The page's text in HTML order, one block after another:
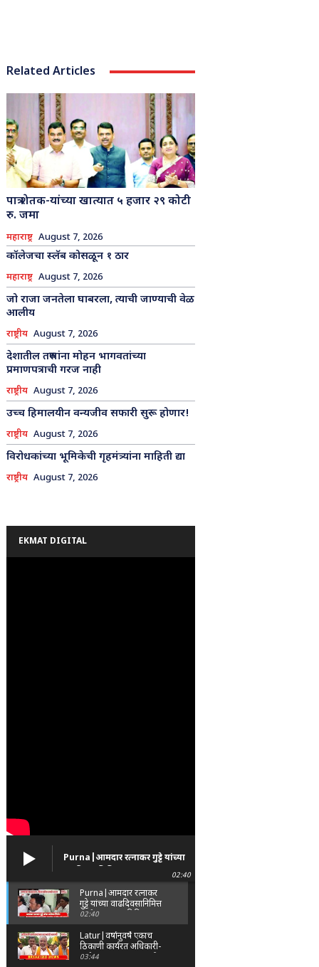
Related Articles
पात्र शेतक-यांच्या खात्यात ५ हजार २९ कोटी
रु. जमा
महाराष्ट्र August 7, 2026
कॉलेजचा स्लॅब कोसळून १ ठार
महाराष्ट्र August 7, 2026
जो राजा जनतेला घाबरला, त्याची जाण्याची वेळ
आलीय
राष्ट्रीय August 7, 2026
देशातील तरुणांना मोहन भागवतांच्या
प्रमाणपत्राची गरज नाही
राष्ट्रीय August 7, 2026
उच्च हिमालयीन वन्यजीव सफारी सुरू होणार!
राष्ट्रीय August 7, 2026
विरोधकांच्या भूमिकेची गृहमंत्र्यांना माहिती द्या
राष्ट्रीय August 7, 2026
EKMAT DIGITAL
Purna|आमदार रत्नाकर गुट्टे यांच्या
वाढदिवसानिमित्त पूर्णा तालुक्यात
विविध सामाजिक उपक्रम
02:40
Purna|आमदार रत्नाकर
गुट्टे यांच्या वाढदिवसानिमित्त
पूर्णा तालुक्यात विविध
सामाजिक उपक्रम
02:40
Latur|वर्षानुवर्षे एकाच
ठिकाणी कार्यरत अधिकारी-
कर्मचाऱ्यांच्या बदल्यांसाठी
03:44